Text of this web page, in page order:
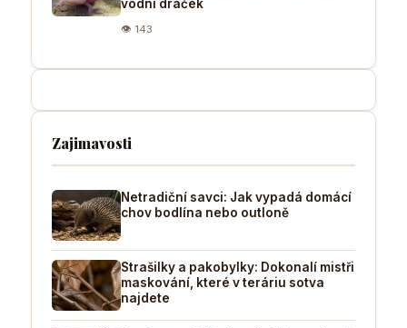
vodní dráček
👁 143
Zajimavosti
Netradiční savci: Jak vypadá domácí
chov bodlína nebo outloně
Strašilky a pakobylky: Dokonalí mistři
maskování, které v teráriu sotva
najdete